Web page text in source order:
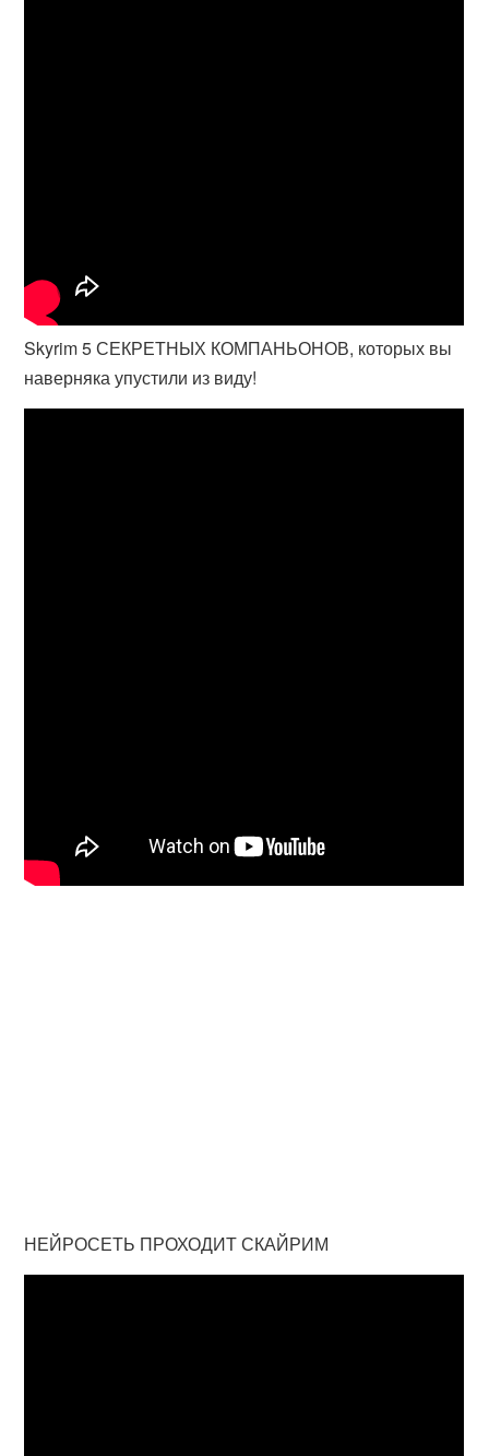
Skyrim 5 СЕКРЕТНЫХ КОМПАНЬОНОВ, которых вы
наверняка упустили из виду!
НЕЙРОСЕТЬ ПРОХОДИТ СКАЙРИМ